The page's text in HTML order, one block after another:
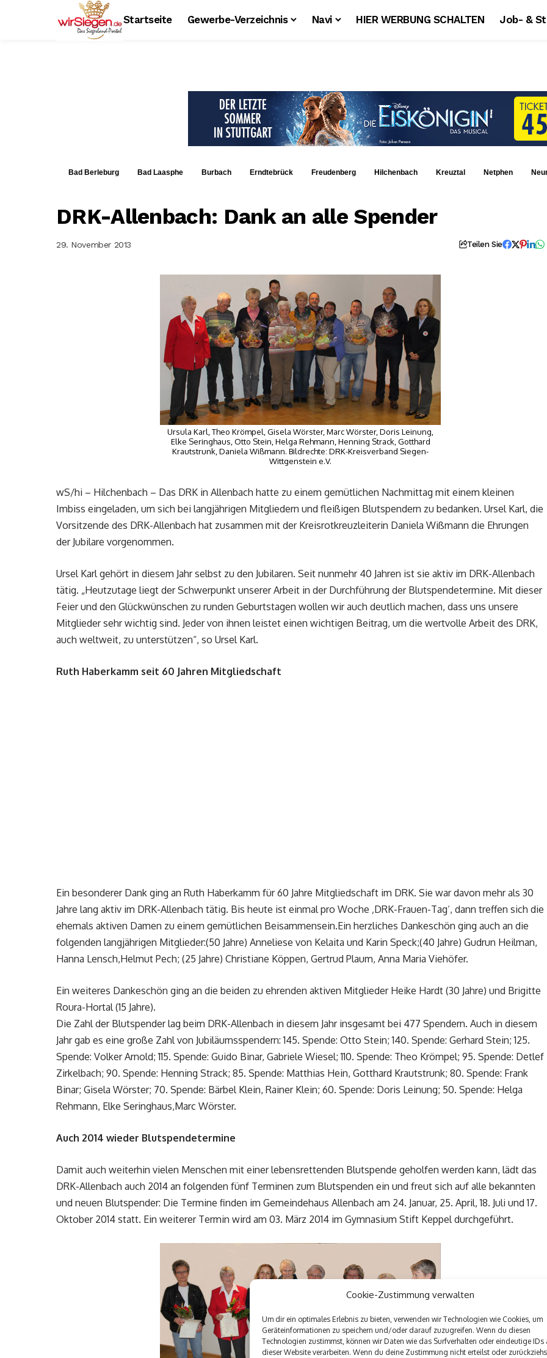
Cookie-Zustimmung verwalten
Um dir ein optimales Erlebnis zu bieten, verwenden wir Technologien wie Cookies, um
Geräteinformationen zu speichern und/oder darauf zuzugreifen. Wenn du diesen
Technologien zustimmst, können wir Daten wie das Surfverhalten oder eindeutige IDs
dieser Website verarbeiten. Wenn du deine Zustimmung nicht erteilst oder
Startseite Gewerbe-Verzeichnis Navi HIER WERBUNG SCHALTEN Job- &
Bad Berleburg Bad Laasphe Burbach Erndtebrück Freudenberg Hilchenbach Kreuztal Netphen
DRK-Allenbach: Dank an alle Spender
29. November 2013 Teilen Sie
Ursula Karl, Theo Krömpel, Gisela Wörster, Marc Wörster, Doris Leinung,
Elke Seringhaus, Otto Stein, Helga Rehmann, Henning Strack, Gotthard
Krautstrunk, Daniela Wißmann. Bildrechte: DRK-Kreisverband Siegen-
Wittgenstein e.V.
wS/hi – Hilchenbach – Das DRK in Allenbach hatte zu einem gemütlichen Nachmittag mit einem kleinen
Imbiss eingeladen, um sich bei langjährigen Mitgliedern und fleißigen Blutspendern zu bedanken. Ursel Karl, die
Vorsitzende des DRK-Allenbach hat zusammen mit der Kreisrotkreuzleiterin Daniela Wißmann die Ehrungen
der Jubilare vorgenommen.
Ursel Karl gehört in diesem Jahr selbst zu den Jubilaren. Seit nunmehr 40 Jahren ist sie aktiv im DRK-Allenbach
tätig. „Heutzutage liegt der Schwerpunkt unserer Arbeit in der Durchführung der Blutspendetermine. Mit dieser
Feier und den Glückwünschen zu runden Geburtstagen wollen wir auch deutlich machen, dass uns unsere
Mitglieder sehr wichtig sind. Jeder von ihnen leistet einen wichtigen Beitrag, um die wertvolle Arbeit des DRK,
auch weltweit, zu unterstützen“, so Ursel Karl.
Ruth Haberkamm seit 60 Jahren Mitgliedschaft
Ein besonderer Dank ging an Ruth Haberkamm für 60 Jahre Mitgliedschaft im DRK. Sie war davon mehr als 30
Jahre lang aktiv im DRK-Allenbach tätig. Bis heute ist einmal pro Woche ‚DRK-Frauen-Tag‘, dann treffen sich die
ehemals aktiven Damen zu einem gemütlichen Beisammensein.Ein herzliches Dankeschön ging auch an die
folgenden langjährigen Mitglieder:(50 Jahre) Anneliese von Kelaita und Karin Speck;(40 Jahre) Gudrun Heilman,
Hanna Lensch,Helmut Pech; (25 Jahre) Christiane Köppen, Gertrud Plaum, Anna Maria Viehöfer.
Ein weiteres Dankeschön ging an die beiden zu ehrenden aktiven Mitglieder Heike Hardt (30 Jahre) und Brigitte
Roura-Hortal (15 Jahre).
Die Zahl der Blutspender lag beim DRK-Allenbach in diesem Jahr insgesamt bei 477 Spendern. Auch in diesem
Jahr gab es eine große Zahl von Jubiläumsspendern: 145. Spende: Otto Stein; 140. Spende: Gerhard Stein; 125.
Spende: Volker Arnold; 115. Spende: Guido Binar, Gabriele Wiesel; 110. Spende: Theo Krömpel; 95. Spende: Detlef
Zirkelbach; 90. Spende: Henning Strack; 85. Spende: Matthias Hein, Gotthard Krautstrunk; 80. Spende: Frank
Binar; Gisela Wörster; 70. Spende: Bärbel Klein, Rainer Klein; 60. Spende: Doris Leinung; 50. Spende: Helga
Rehmann, Elke Seringhaus,Marc Wörster.
Auch 2014 wieder Blutspendetermine
Damit auch weiterhin vielen Menschen mit einer lebensrettenden Blutspende geholfen werden kann, lädt das
DRK-Allenbach auch 2014 an folgenden fünf Terminen zum Blutspenden ein und freut sich auf alle bekannten
und neuen Blutspender: Die Termine finden im Gemeindehaus Allenbach am 24. Januar, 25. April, 18. Juli und 17.
Oktober 2014 statt. Ein weiterer Termin wird am 03. März 2014 im Gymnasium Stift Keppel durchgeführt.